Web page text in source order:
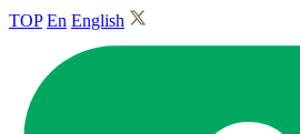
TOP En English